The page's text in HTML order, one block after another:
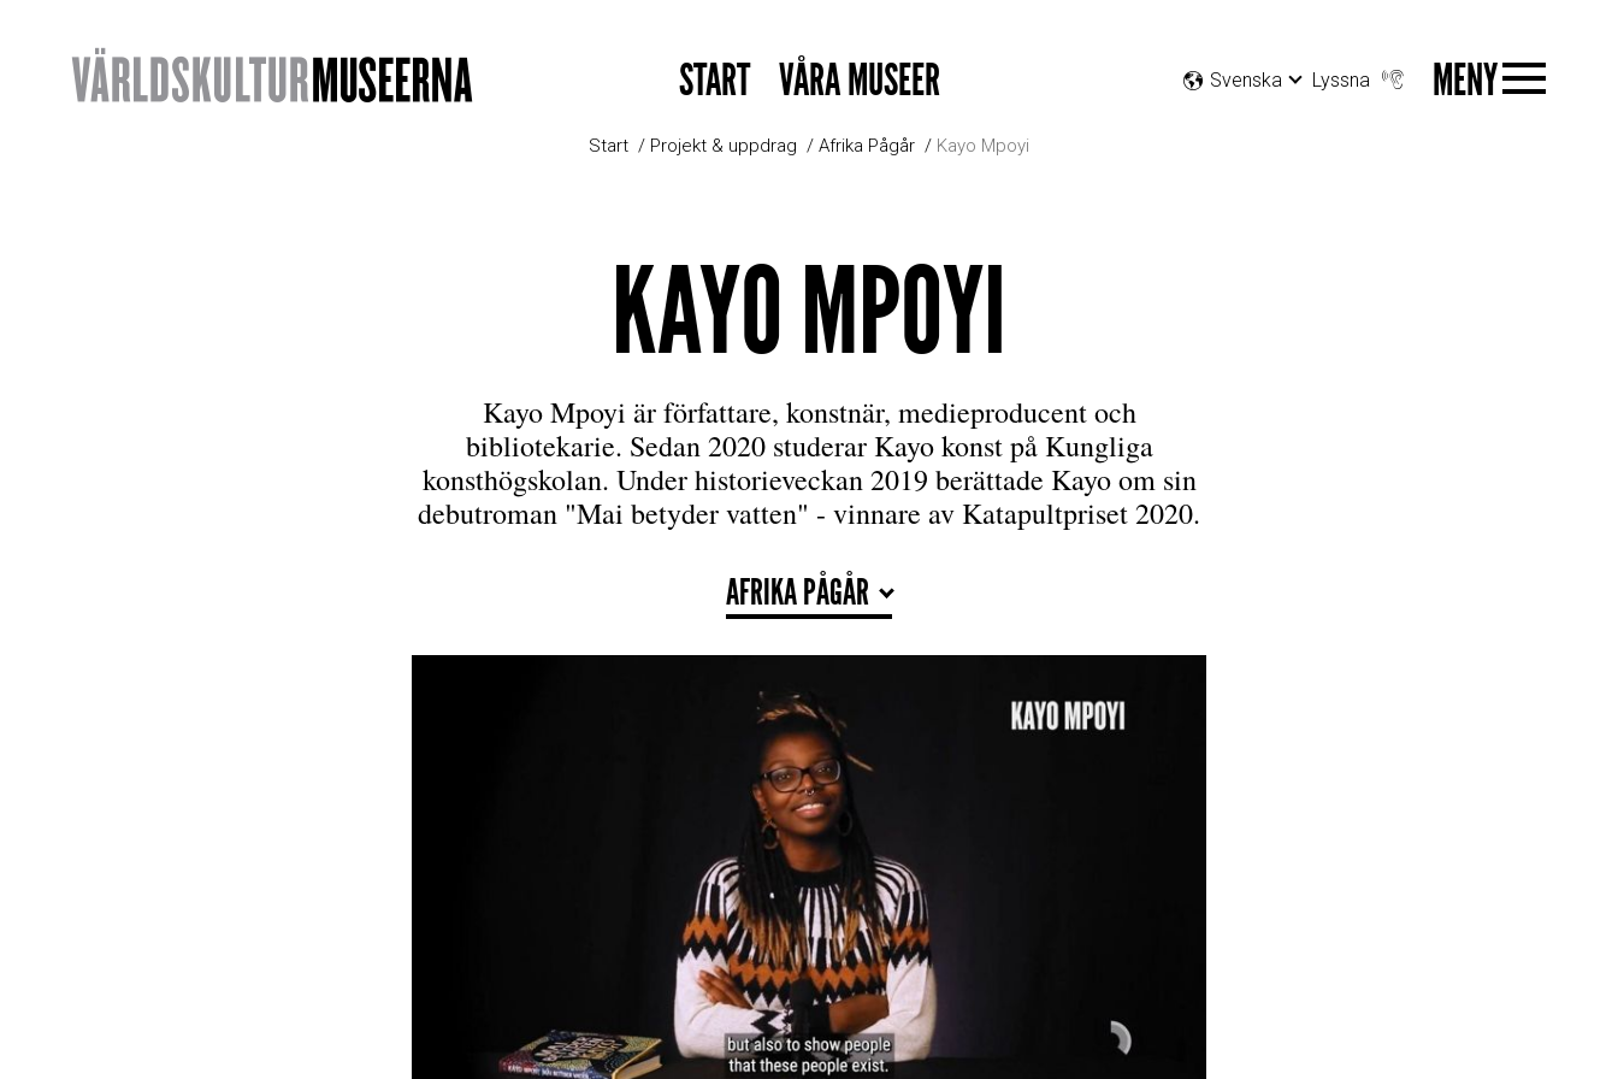
START VÅRA MUSEER Svenska Lyssna MENY
Start Projekt & uppdrag Afrika Pågår Kayo Mpoyi
KAYO MPOYI
Kayo Mpoyi är författare, konstnär, medieproducent och
bibliotekarie. Sedan 2020 studerar Kayo konst på Kungliga
konsthögskolan. Under historieveckan 2019 berättade Kayo om sin
debutroman "Mai betyder vatten" - vinnare av Katapultpriset 2020.
AFRIKA PÅGÅR